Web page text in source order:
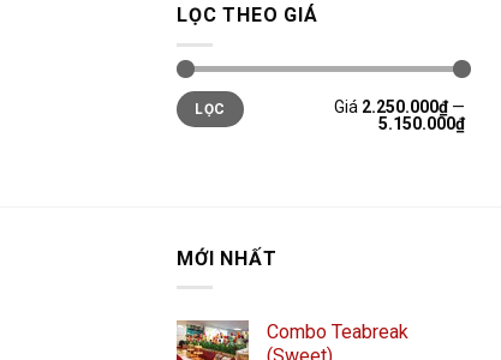
LỌC THEO GIÁ
LỌC Giá 2.250.000₫—
5.150.000₫
MỚI NHẤT
Combo Teabreak